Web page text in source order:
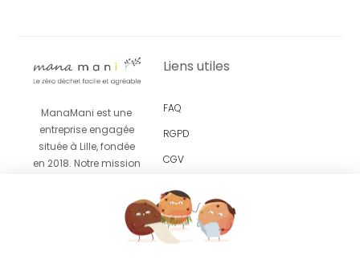
ManaMani est une
entreprise engagée
située à Lille, fondée
en 2018. Notre mission
accompagnement
facile et agréable vers
Liens utiles
FAQ
RGPD
CGV